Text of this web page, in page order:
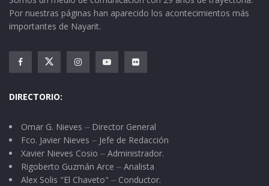
Por nuestras páginas han aparecido los acontecimientos más
importantes de Nayarit.
DIRECTORIO:
Omar G. Nieves ⏤ Director General
Fco. Javier Nieves ⏤ Jefe de Redacción
Xavier Nieves Cosio ⏤ Administrador.
Rigoberto Guzmán Arce ⏤ Analista
Alex Solis "El Chaveto" ⏤ Conductor.